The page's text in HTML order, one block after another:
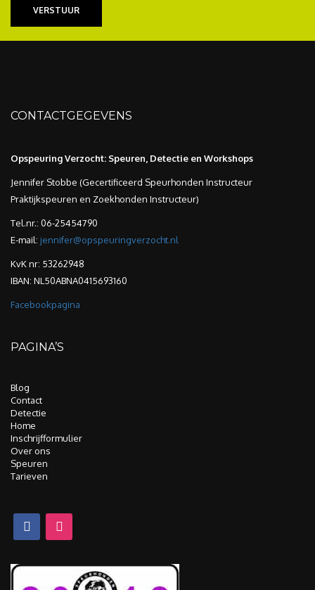
CONTACTGEGEVENS
Opspeuring Verzocht: Speuren, Detectie en Workshops
Jennifer Stobbe (Gecertificeerd Speurhonden Instructeur
Praktijkspeuren en Zoekhonden Instructeur)
Tel.nr.: 06-25454790
E-mail: jennifer@opspeuringverzocht.nl
KvK nr: 53262948
IBAN: NL50ABNA0415693160
Facebookpagina
PAGINA’S
Blog
Contact
Detectie
Home
Inschrijfformulier
Over ons
Speuren
Tarieven